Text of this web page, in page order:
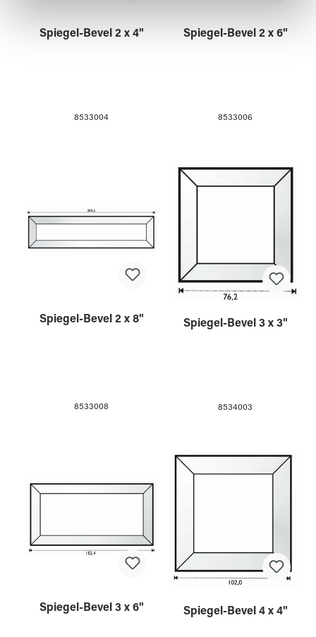
gesammelt haben.
Spiegel-Bevel 2 x 4"
8533004
Spiegel-Bevel 2 x 6"
8533006
Spiegel-Bevel 2 x 8"
8533008
Spiegel-Bevel 3 x 3"
8534003
Spiegel-Bevel 3 x 6" Spiegel-Bevel 4 x 4"